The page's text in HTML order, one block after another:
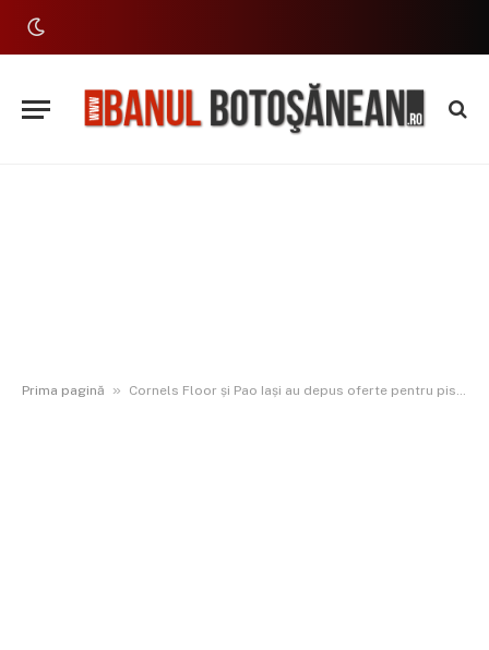
Prima pagină » Cornels Floor și Pao Iași au depus oferte pentru pistele de biciclete și amenajarea Pietonalului Unirii